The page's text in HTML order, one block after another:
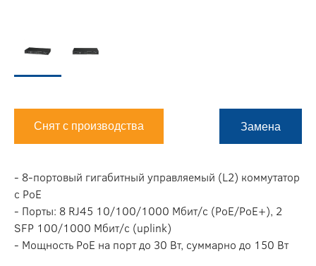
Снят с производства Замена
- 8-портовый гигабитный управляемый (L2) коммутатор
с РоЕ
- Порты: 8 RJ45 10/100/1000 Мбит/с (PoE/PoE+), 2
SFP 100/1000 Мбит/с (uplink)
- Мощность PoE на порт до 30 Вт, суммарно до 150 Вт